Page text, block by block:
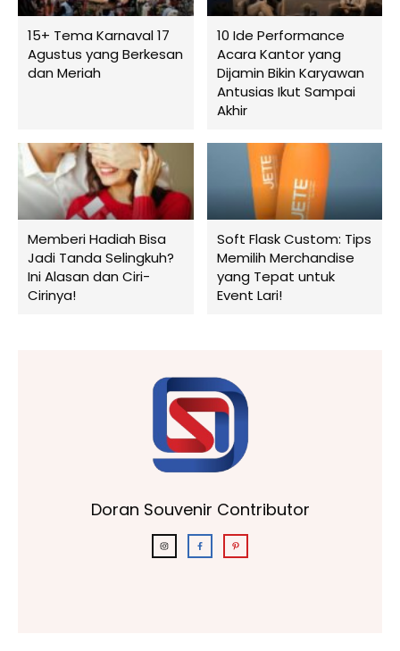
15+ Tema Karnaval 17
Agustus yang Berkesan
dan Meriah
10 Ide Performance
Acara Kantor yang
Dijamin Bikin Karyawan
Antusias Ikut Sampai
Akhir
Memberi Hadiah Bisa
Jadi Tanda Selingkuh?
Ini Alasan dan Ciri-
Cirinya!
Soft Flask Custom: Tips
Memilih Merchandise
yang Tepat untuk
Event Lari!
Doran Souvenir Contributor